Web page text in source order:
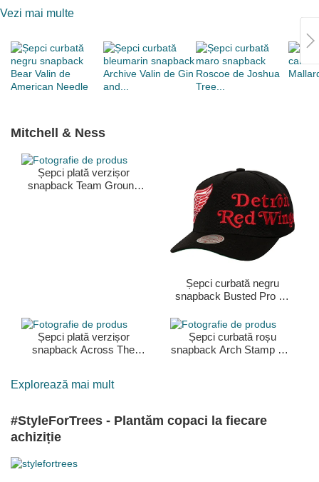
Vezi mai multe
Mitchell & Ness
Șepci plată verzișor
snapback Team Ground
Șepci curbată negru
snapback Busted Pro de
Mitchell & Ness
Șepci plată verzișor
snapback Across The
Șepci curbată roșu
snapback Arch Stamp Pro
Explorează mai mult
#StyleForTrees - Plantăm copaci la fiecare
achiziție